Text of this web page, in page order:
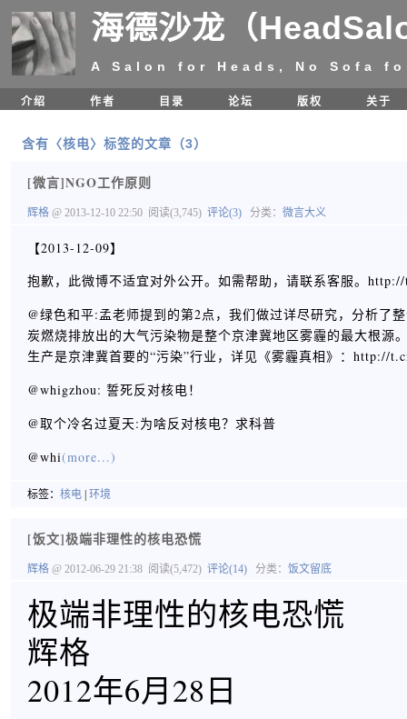
海德沙龙（
A Salon for Heads, No Sofa
介绍 作者 目录 论坛 版权 关于
含有〈核电〉标签的文章（3）
[微言]NGO工作原则
辉格 @ 2013-12-10 22:50 阅读(3,745) 评论(3) 分类： 微言大义
【2013-12-09】
抱歉，此微博不适宜对外公开。如需帮助，请联系客服。
@绿色和平:孟老师提到的第2点，我们做过详尽研究，分析了
炭燃烧排放出的大气污染物是整个京津冀地区雾霾的最大根源
生产是京津冀首要的“污染”行业，详见《雾霾真相》：http://
@whigzhou: 誓死反对核电！
@取个冷名过夏天:为啥反对核电？求科普
@whi(more...)
标签： 核电 环境
[饭文]极端非理性的核电恐慌
辉格 @ 2012-06-29 21:38 阅读(5,472) 评论(14) 分类： 饭文留底
极端非理性的核电恐慌
辉格
2012年6月28日